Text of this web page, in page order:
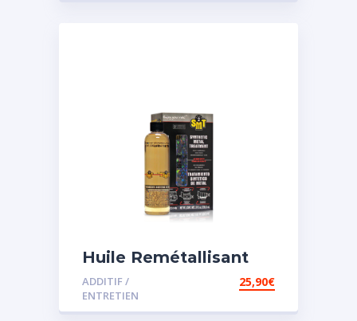
Huile Remétallisant
Moteur SMT2
ADDITIF /
ENTRETIEN
25,90€